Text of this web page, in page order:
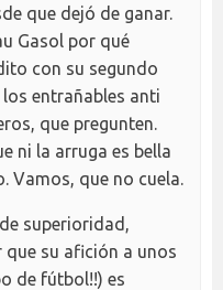
que dejó de ganar.
Gasol por qué
con su segundo
entrañables anti
que pregunten.
ni la arruga es bella
Vamos, que no cuela.
superioridad,
su afición a unos
de fútbol!!) es